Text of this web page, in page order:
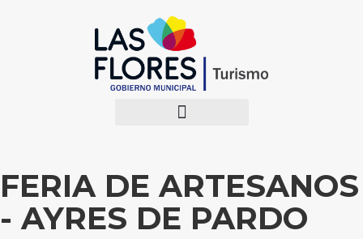
FERIA DE ARTESANOS
- AYRES DE PARDO